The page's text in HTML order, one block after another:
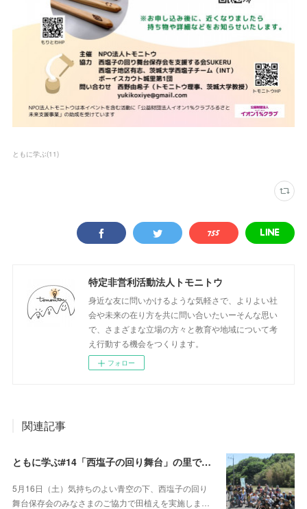
ともに学ぶ(11)
特定非営利活動法人トモニトウ
身近な友に問いかけるような気軽さで、よりよい社
会や未来の在り方を共に問い合いたいーそんな思い
で、さまざまな立場の方々と教育や地域について考
え行動する機会をつくります。
フォロー
関連記事
ともに学ぶ#14「西塩子の回り舞台」の里で田植えと地域の文化を楽しむ
5月16日（土）気持ちのよい青空の下、西塩子の回り
舞台保存会のみなさまのご協力で田植えを実施しま…